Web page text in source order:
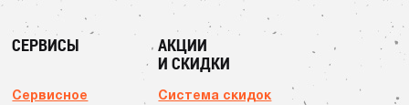
СЕРВИСЫ
Сервисное
АКЦИИ
И СКИДКИ
Система скидок